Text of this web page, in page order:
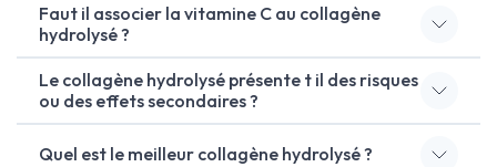
Faut il associer la vitamine C au collagène
hydrolysé ?
Le collagène hydrolysé présente t il des risques
ou des effets secondaires ?
Quel est le meilleur collagène hydrolysé ?